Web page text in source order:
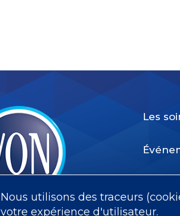
Nous utilisons des traceurs
votre expérience d'utilisateur.
Les